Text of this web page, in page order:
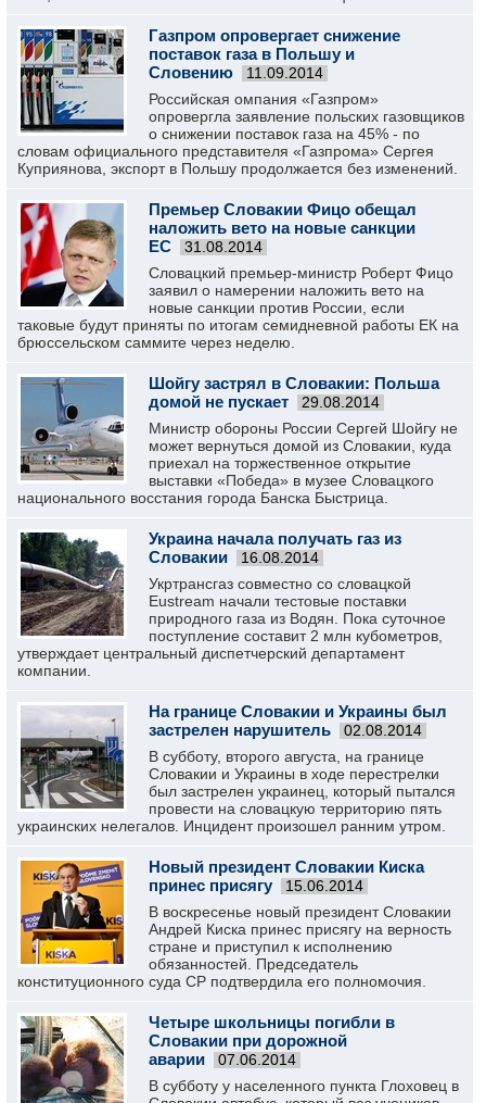
Газпром опровергает снижение
поставок газа в Польшу и
Словению
11.09.2014
Российская омпания «Газпром»
опровергла заявление польских газовщиков
о снижении поставок газа на 45% - по
словам официального представителя «Газпрома» Сергея
Куприянова, экспорт в Польшу продолжается без изменений.
Премьер Словакии Фицо обещал
наложить вето на новые санкции
ЕС
31.08.2014
Словацкий премьер-министр Роберт Фицо
заявил о намерении наложить вето на
новые санкции против России, если
таковые будут приняты по итогам семидневной работы ЕК на
брюссельском саммите через неделю.
Шойгу застрял в Словакии: Польша
домой не пускает
29.08.2014
Министр обороны России Сергей Шойгу не
может вернуться домой из Словакии, куда
приехал на торжественное открытие
выставки «Победа» в музее Словацкого
национального восстания города Банска Быстрица.
Украина начала получать газ из
Словакии
16.08.2014
Укртрансгаз совместно со словацкой
Eustream начали тестовые поставки
природного газа из Водян. Пока суточное
поступление составит 2 млн кубометров,
утверждает центральный диспетчерский департамент
компании.
На границе Словакии и Украины был
застрелен нарушитель
02.08.2014
В субботу, второго августа, на границе
Словакии и Украины в ходе перестрелки
был застрелен украинец, который пытался
провести на словацкую территорию пять
украинских нелегалов. Инцидент произошел ранним утром.
Новый президент Словакии Киска
принес присягу
15.06.2014
В воскресенье новый президент Словакии
Андрей Киска принес присягу на верность
стране и приступил к исполнению
обязанностей. Председатель
конституционного суда СР подтвердила его полномочия.
Четыре школьницы погибли в
Словакии при дорожной
аварии
07.06.2014
В субботу у населенного пункта Глоховец в